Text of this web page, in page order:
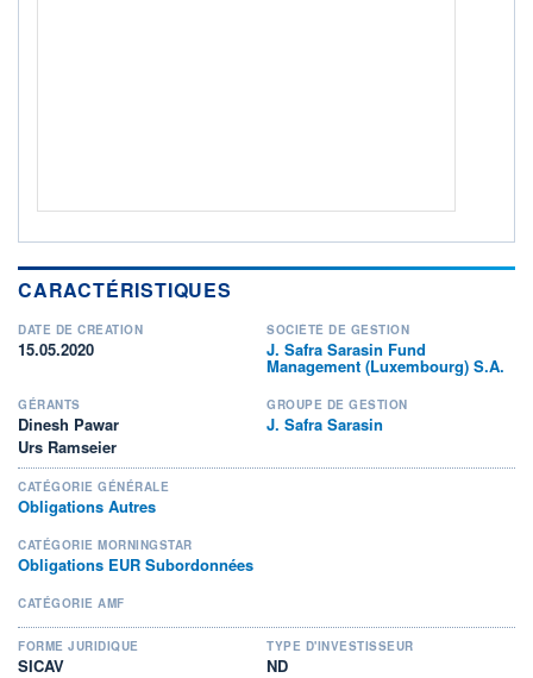
+ PORTEFEUILLE + LISTE
CARACTÉRISTIQUES
DATE DE CRÉATION
15.05.2020
SOCIÉTÉ DE GESTION
J. Safra Sarasin Fund
Management (Luxembourg) S.A.
GÉRANTS
Dinesh Pawar
Urs Ramseier
GROUPE DE GESTION
J. Safra Sarasin
CATÉGORIE GÉNÉRALE
Obligations Autres
CATÉGORIE MORNINGSTAR
Obligations EUR Subordonnées
CATÉGORIE AMF
FORME JURIDIQUE
SICAV
TYPE D'INVESTISSEUR
ND